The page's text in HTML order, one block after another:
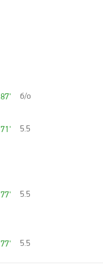
87' б/о
71' 5.5
77' 5.5
77' 5.5